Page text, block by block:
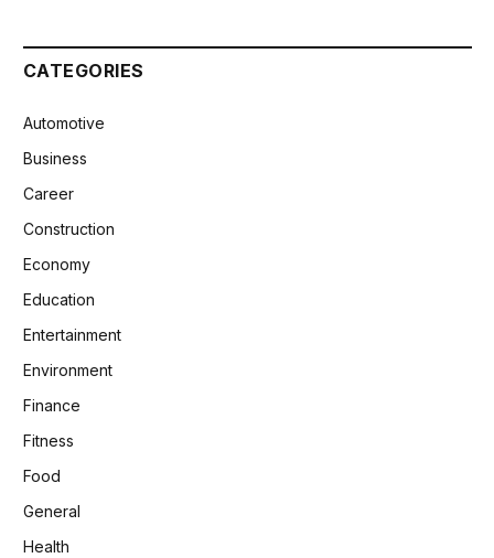
CATEGORIES
Automotive
Business
Career
Construction
Economy
Education
Entertainment
Environment
Finance
Fitness
Food
General
Health